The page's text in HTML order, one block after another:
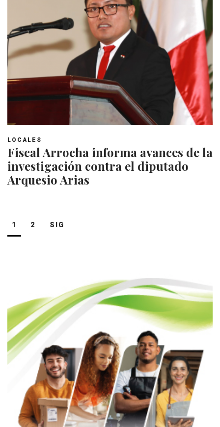
LOCALES
Fiscal Arrocha informa avances de la
investigación contra el diputado
Arquesio Arias
Navegación
de
1 2 SIG